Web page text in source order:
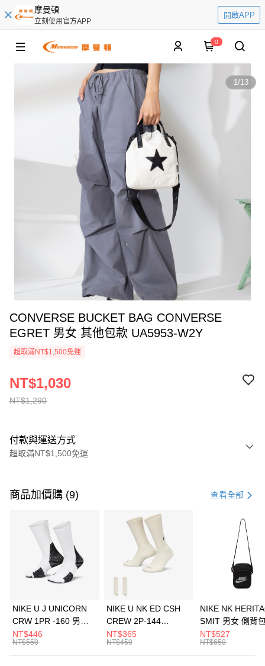
摩曼頓
立刻使用官方APP
開啟APP
0
1/13
CONVERSE BUCKET BAG CONVERSE
EGRET 男女 其他包款 UA5953-W2Y
超取滿NT$1,500免運
NT$1,290
NT$1,030
付款與運送方式
超取滿NT$1,500免運
信用卡一次付款
3 期 0 利率 每期 21家銀行
合作金庫商業銀行
第一商業銀行
華南商業銀行
彰化商業銀行
上海商業儲蓄銀行
元大商業銀行
Apple Pay
全盈+PAY
AFTEE先享後付
商品加價購 (9) 查看全部
NIKE U J UNICORN
CRW 1PR -160 男女
中統襪 FZ3393100
NT$446
NT$550
NIKE U NK ED CSH
CREW 2P-144
EMBRDY 男女 短統襪
FZ3073133
NT$365
NT$450
NIKE NK
SMIT 男女 側背
BA5871010
NT$527
NT$650